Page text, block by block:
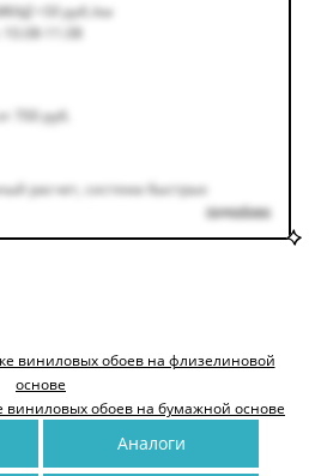
+50руб. /км
11.08
700 руб.
расчет, система быстрых
подробнее
виниловых обоев на флизелиновой
основе
виниловых обоев на бумажной основе
Аналоги